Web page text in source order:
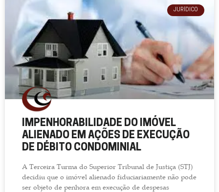
JURÍDICO
IMPENHORABILIDADE DO IMÓVEL
ALIENADO EM AÇÕES DE EXECUÇÃO
DE DÉBITO CONDOMINIAL
A Terceira Turma do Superior Tribunal de Justiça (STJ)
decidiu que o imóvel alienado fiduciariamente não pode
ser objeto de penhora em execução de despesas